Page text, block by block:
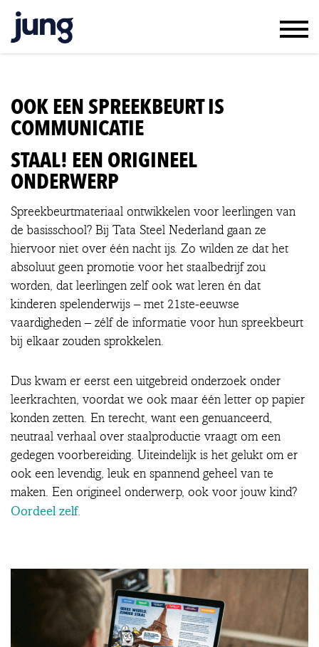
KLANTEN & JUNG
TEAM & VACATURES
CONTACT
IN ENGLISH
OOK EEN SPREEKBEURT IS
COMMUNICATIE
STAAL! EEN ORIGINEEL
ONDERWERP
Spreekbeurtmateriaal ontwikkelen voor leerlingen van
de basisschool? Bij Tata Steel Nederland gaan ze
hiervoor niet over één nacht ijs. Zo wilden ze dat het
absoluut geen promotie voor het staalbedrijf zou
worden, dat leerlingen zelf ook wat leren én dat
kinderen spelenderwijs – met 21ste-eeuwse
vaardigheden – zélf de informatie voor hun spreekbeurt
bij elkaar zouden sprokkelen.
Dus kwam er eerst een uitgebreid onderzoek onder
leerkrachten, voordat we ook maar één letter op papier
konden zetten. En terecht, want een genuanceerd,
neutraal verhaal over staalproductie vraagt om een
gedegen voorbereiding. Uiteindelijk is het gelukt om er
ook een levendig, leuk en spannend geheel van te
maken. Een origineel onderwerp, ook voor jouw kind?
Oordeel zelf.